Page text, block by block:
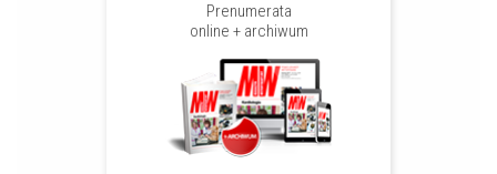
Prenumerata
online + archiwum